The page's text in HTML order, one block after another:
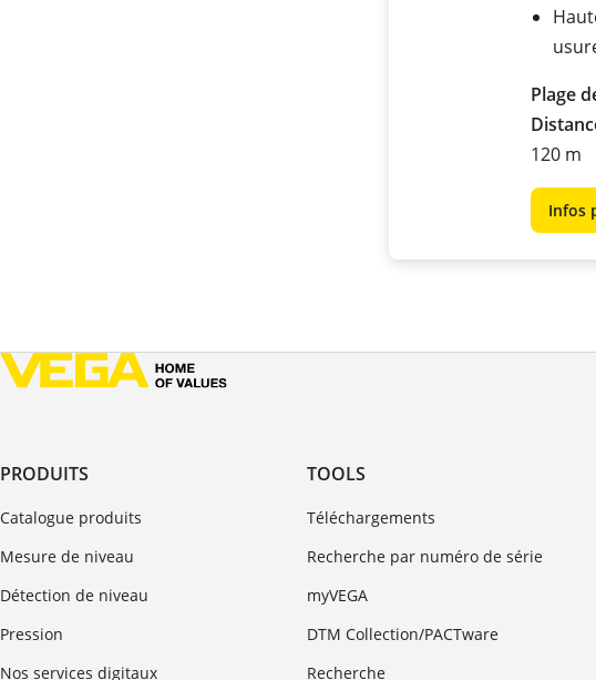
Plage
120 m
Infos
PRODUITS
Catalogue produits
Mesure de niveau
Détection de niveau
Pression
Nos services digitaux
TOOLS
Téléchargements
Recherche par numéro de série
myVEGA
DTM Collection/PACTware
Recherche